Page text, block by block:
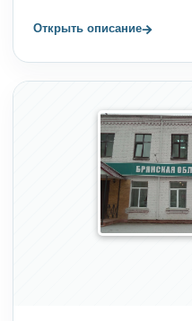
Открыть описание→